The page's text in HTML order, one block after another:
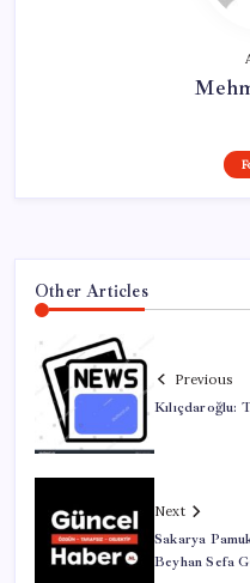
Other Articles
Previous
Kılıçdaroğlu:
Next
Sakarya
Beyhan Sefa